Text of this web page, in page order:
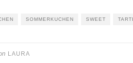
SOMMERKUCHEN SWEET
LAURA